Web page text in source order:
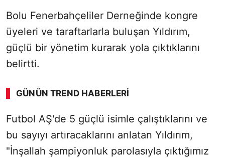
Bolu Fenerbahçeliler Derneğinde kongre
üyeleri ve taraftarlarla buluşan Yıldırım,
güçlü bir yönetim kurarak yola çıktıklarını
belirtti.
GÜNÜN TREND HABERLERI
Futbol AŞ'de 5 güçlü isimle çalıştıklarını ve
bu sayıyı artıracaklarını anlatan Yıldırım,
"İnşallah şampiyonluk parolasıyla çıktığımız